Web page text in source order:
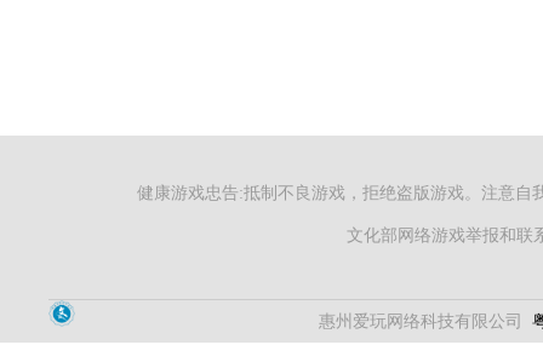
健康游戏忠告:抵制不良游戏，拒绝盗版游戏。注意
文化部网络游戏举报和联
惠州爱玩网络科技有限公司